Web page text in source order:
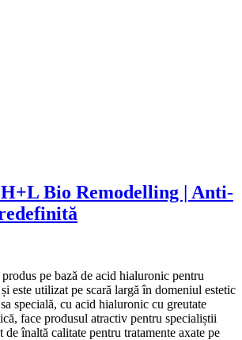
Bio Remodelling | Anti-
pe bază de acid hialuronic pentru
este utilizat pe scară largă în domeniul estetic
specială, cu acid hialuronic cu greutate
face produsul atractiv pentru specialiștii
de înaltă calitate pentru tratamente axate pe